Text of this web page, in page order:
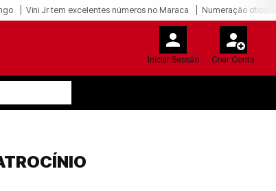
Vini Jr tem excelentes números no Maraca Numeração oficial
Iniciar Sessão Criar Conta